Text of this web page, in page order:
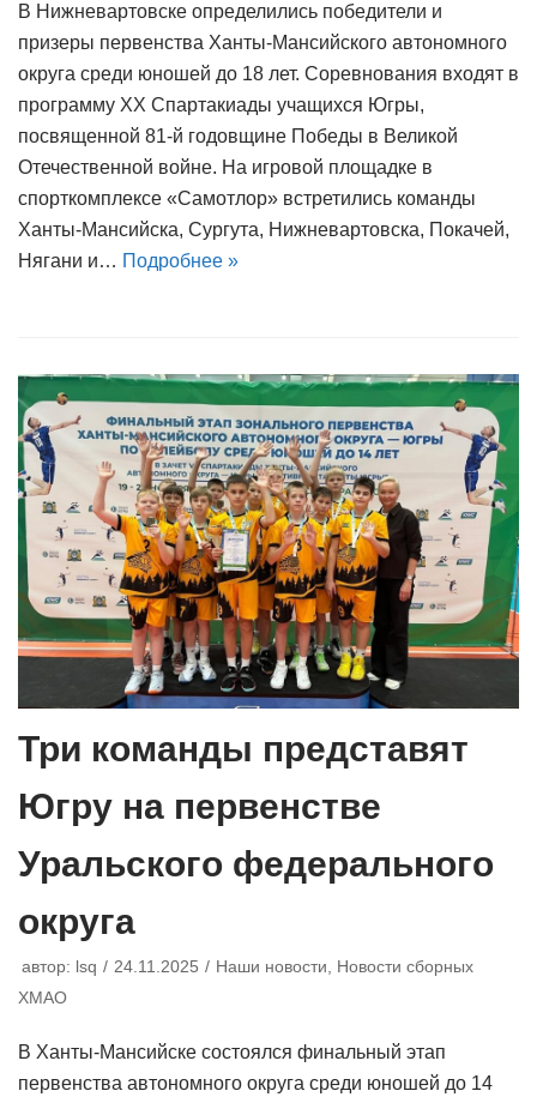
В Нижневартовске определились победители и
призеры первенства Ханты-Мансийского автономного
округа среди юношей до 18 лет. Соревнования входят в
программу ХХ Спартакиады учащихся Югры,
посвященной 81-й годовщине Победы в Великой
Отечественной войне. На игровой площадке в
спорткомплексе «Самотлор» встретились команды
Ханты-Мансийска, Сургута, Нижневартовска, Покачей,
Нягани и… Подробнее »
Три команды представят
Югру на первенстве
Уральского федерального
округа
автор: lsq 24.11.2025 Наши новости, Новости сборных
ХМАО
В Ханты-Мансийске состоялся финальный этап
первенства автономного округа среди юношей до 14